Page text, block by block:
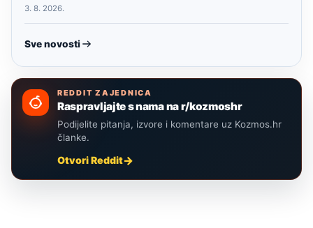
3. 8. 2026.
Sve novosti
REDDIT ZAJEDNICA
Raspravljajte s nama na r/kozmoshr
Podijelite pitanja, izvore i komentare uz Kozmos.hr
članke.
Otvori Reddit